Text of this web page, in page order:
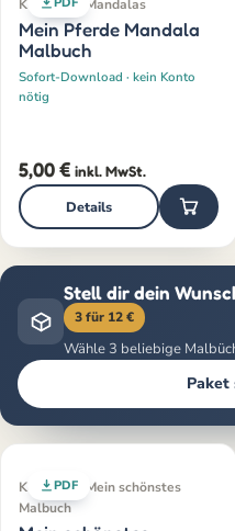
Klassiker · Mandalas
Mein Pferde Mandala
Malbuch
Sofort-Download · kein Konto
nötig
5,00€ inkl. MwSt.
Details
Stell dir dein
3 für 12 €
Wähle 3 beliebige
PDF
Klassiker · Mein schönstes
Malbuch